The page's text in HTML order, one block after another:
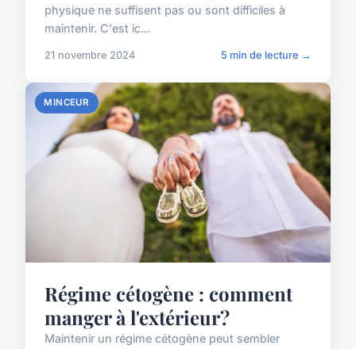
physique ne suffisent pas ou sont difficiles à
maintenir. C'est ic...
21 novembre 2024 5 min de lecture →
MINCEUR
Régime cétogène : comment
manger à l'extérieur?
Maintenir un régime cétogène peut sembler